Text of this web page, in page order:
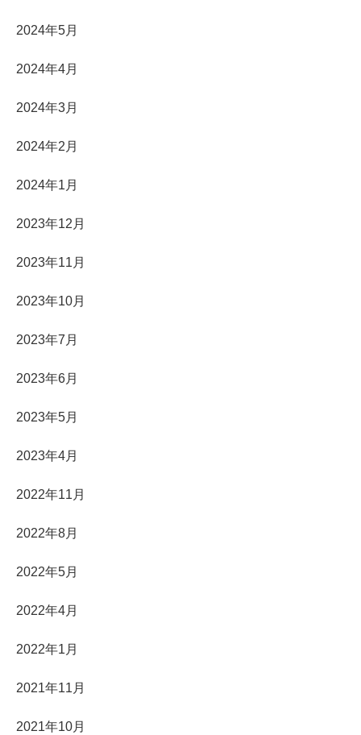
2024年5月
2024年4月
2024年3月
2024年2月
2024年1月
2023年12月
2023年11月
2023年10月
2023年7月
2023年6月
2023年5月
2023年4月
2022年11月
2022年8月
2022年5月
2022年4月
2022年1月
2021年11月
2021年10月